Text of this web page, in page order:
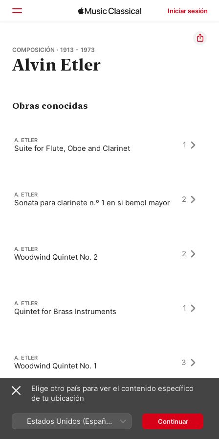
Iniciar sesión
Inicio
Explorar
COMPOSICIÓN · 1913 - 1973
Alvin Etler
Obras conocidas
A. ETLER
Suite for Flute, Oboe and Clarinet 1
A. ETLER
Sonata para clarinete n.º 1 en si bemol mayor 2
A. ETLER
Woodwind Quintet No. 2 2
A. ETLER
Quintet for Brass Instruments 1
A. ETLER
Woodwind Quintet No. 1 3
Elige otro país para ver el contenido específico
de tu ubicación
Estados Unidos (Español
México)
Continuar